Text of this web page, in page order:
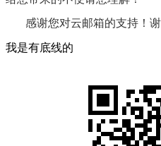
感谢您对云邮箱的支持！谢
我是有底线的